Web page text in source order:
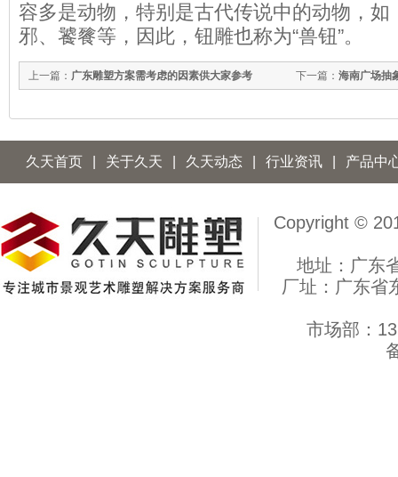
容多是动物，特别是古代传说中的动物，
邪、饕餮等，因此，钮雕也称为“兽钮”。
下一篇： 海南广场抽
上一篇： 广东雕塑方案需考虑的因素供大家参考
久天首页 关于久天 久天动态 行业资讯 产品中
Copyright ©
地址：广东
厂址：广东省
市场部：